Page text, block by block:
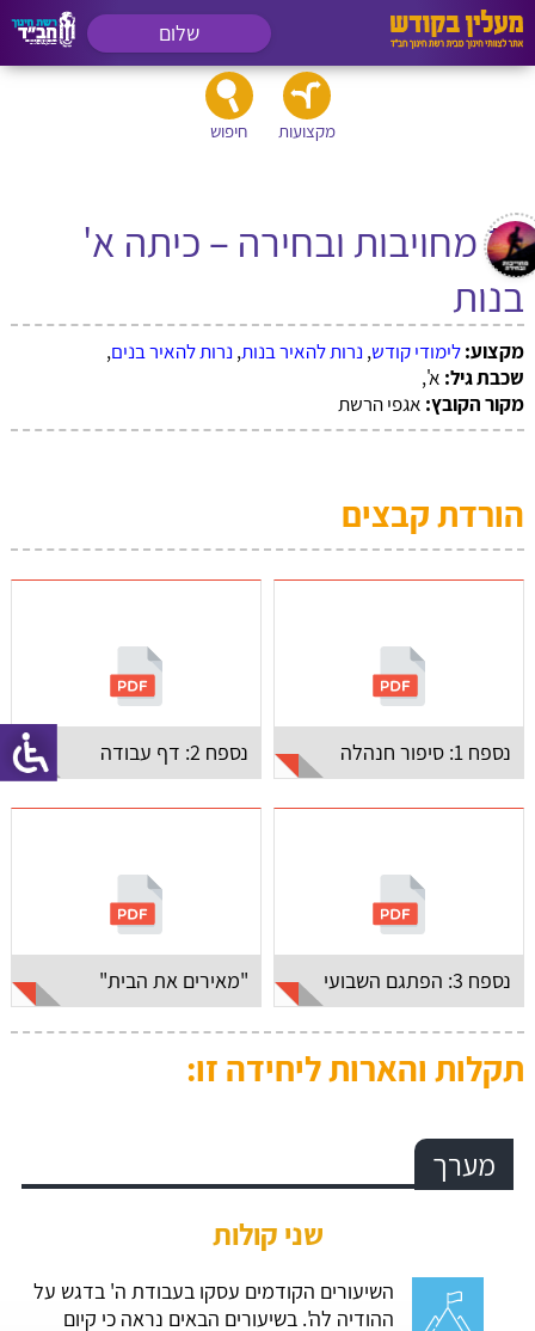
שלום
מקצועות חיפוש
11 מחויבות ובחירה – כיתה א'
בנות
מקצוע:לימודי קודש, נרות להאיר בנות, נרות להאיר בנים,
שכבת גיל: א',
מקור הקובץ: אגפי הרשת
הורדת קבצים
נספח 1: סיפור חנהלה נספח 2: דף עבודה
נספח 3: הפתגם השבועי "מאירים את הבית"
תקלות והארות ליחידה זו:
מערך
שני קולות
השיעורים הקודמים עסקו בעבודת ה' בדגש על
ההודיה לה'. בשיעורים הבאים נראה כי קיום